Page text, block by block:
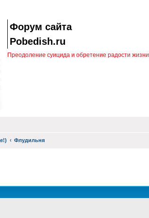
Форум сайта
Pobedish.ru
Преодоление суицида и обретение радости жизни
Флудильня